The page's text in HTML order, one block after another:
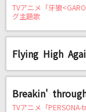
TVアニメ「牙狼
グ主題歌
Flying High
Breakin'
TVアニメ「